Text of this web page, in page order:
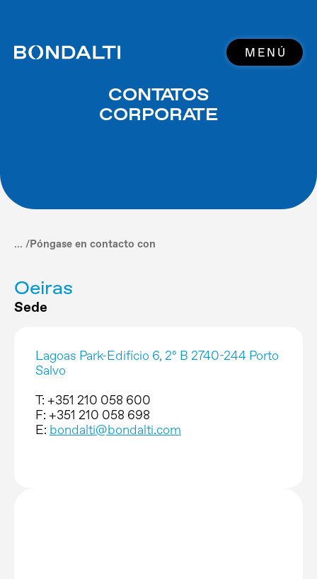
MENÚ
CONTATOS
CORPORATE
... /Póngase en contacto con
Oeiras
Sede
Lagoas Park-Edifício 6, 2º B 2740-244 Porto
Salvo
T: +351 210 058 600
F: +351 210 058 698
E: bondalti@bondalti.com